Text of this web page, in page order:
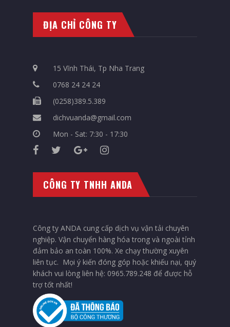
ĐỊA CHỈ CÔNG TY
15 Vĩnh Thái, Tp Nha Trang
0768 24 24 24
(0258)389.5.389
dichvuanda@gmail.com
Mon - Sat: 7:30 - 17:30
CÔNG TY TNHH ANDA
Công ty ANDA cung cấp dịch vụ vận tải chuyên
nghiệp. Vận chuyển hàng hóa trong và ngoài tỉnh
đảm bảo an toàn 100%. Xe chạy thường xuyên
liên tục. Mọi ý kiến đóng góp hoặc khiếu nại, quý
khách vui lòng liên hệ: 0965.789.248 để được hỗ
trợ tốt nhất!